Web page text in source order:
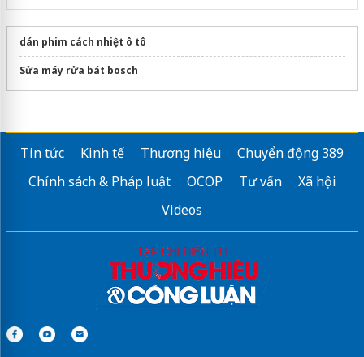
dán phim cách nhiệt ô tô
Sửa máy rửa bát bosch
Tin tức Kinh tế Thương hiệu
Chuyển động 389
Chính sách & Pháp luật
OCOP Tư vấn
Xã hội
Videos